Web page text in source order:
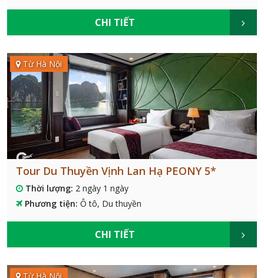
CHI TIẾT
Từ Hà Nội
Tour Du Thuyền Vịnh Lan Hạ PEONY 5*
Thời lượng: 2 ngày 1 ngày
Phương tiện: Ô tô, Du thuyền
CHI TIẾT
Từ Hà Nội